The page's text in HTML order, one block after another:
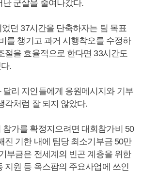
군살을 줄여나갔다.
던 37시간을 단축하자는 팀 목표
를 챙기고 과거 시행착오를 수정하
절을 효율적으로 한다면 33시간도
.
달리 지인들에게 응원메시지와 기부
각처럼 잘 되지 않았다.
가를 확정지으려면 대회참가비 50
진 기한 내에 팀당 최소기부금 50만
부금은 전세계의 빈곤 계층을 위한
지원 등 옥스팜의 주요사업에 쓰인